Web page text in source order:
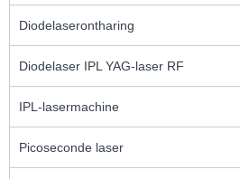
Diodelaserontharing
Diodelaser IPL YAG-laser RF
IPL-lasermachine
Picoseconde laser